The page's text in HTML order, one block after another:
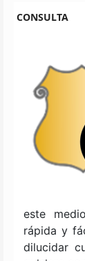
CONSULTA